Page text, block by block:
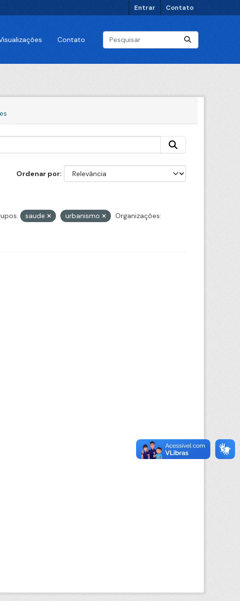
Entrar Contato
Contato
Ordenar por
saude urbanismo
Organizações: